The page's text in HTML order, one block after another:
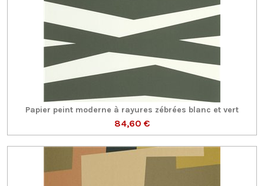
Papier peint moderne à rayures zébrées blanc et vert
84,60 €